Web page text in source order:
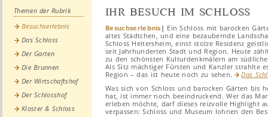
Themen der Rubrik
Besuchserlebnis
Das Schloss
Der Garten
Die Brunnen
Der Wirtschaftshof
Der Schlosshof
Kloster & Schloss
IHR BESUCH IM SCHLOSS
Besuchserlebnis | Ein Schloss mit barocken
altes Städtchen, und eine bezaubernde
Schloss Heitersheim, einst stolze Residenz
seit Jahrhunderten Stadt und Region. Heute
zu den schönsten Kulturdenkmälern am
Als Sitz mächtiger Fürsten und Kanzler strahlte
Region – das ist heute noch zu sehen.
Das
Was sich von Schloss und barocken Gärten bis
hat, ist immer noch beeindruckend. Wer das
erleben möchte, darf dieses reizvolle Highlight
verpassen: Schloss und Museum lohnen den